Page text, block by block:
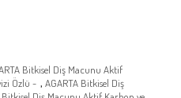
Bitkisel Diş Macunu Aktif
Özlü - , AGARTA Bitkisel Diş